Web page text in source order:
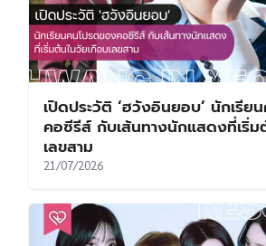
เปิดประวัติ ‘ฮวังอินยอบ’ นักเรีย
คอซีรีส์ กับเส้นทางนักแสดงที่เริ่ม
เลขสาม
21/07/2026